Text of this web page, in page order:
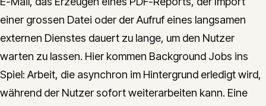
einer grossen Datei oder der Aufruf eines langsamen
externen Dienstes dauert zu lange, um den Nutzer
warten zu lassen. Hier kommen Background Jobs ins
Spiel: Arbeit, die asynchron im Hintergrund erledigt wird,
während der Nutzer sofort weiterarbeiten kann. Eine